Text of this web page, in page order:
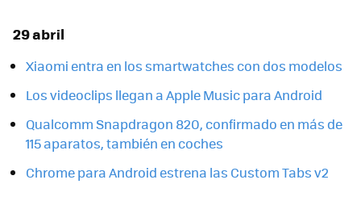
29 abril
Xiaomi entra en los smartwatches con dos modelos
Los videoclips llegan a Apple Music para Android
Qualcomm Snapdragon 820, confirmado en más de
115 aparatos, también en coches
Chrome para Android estrena las Custom Tabs v2